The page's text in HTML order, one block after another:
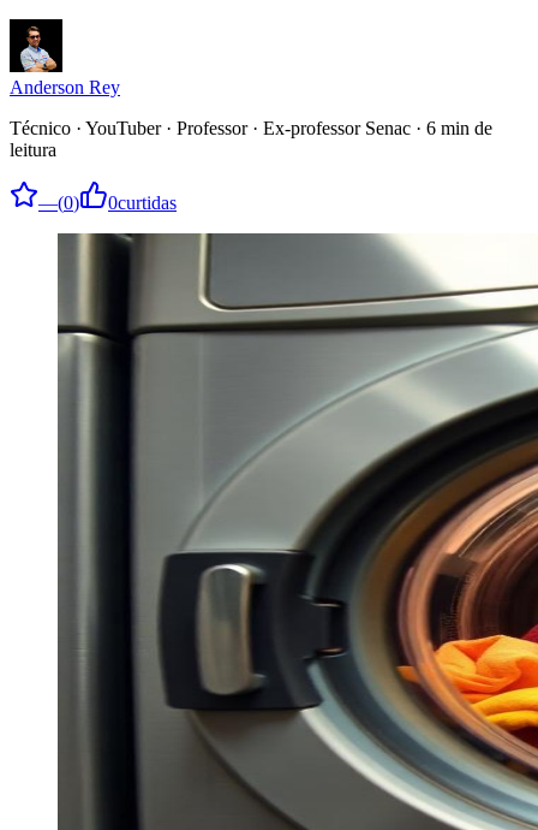
Anderson Rey
Técnico · YouTuber · Professor · Ex-professor Senac · 6 min de
leitura
—(0) 0curtidas